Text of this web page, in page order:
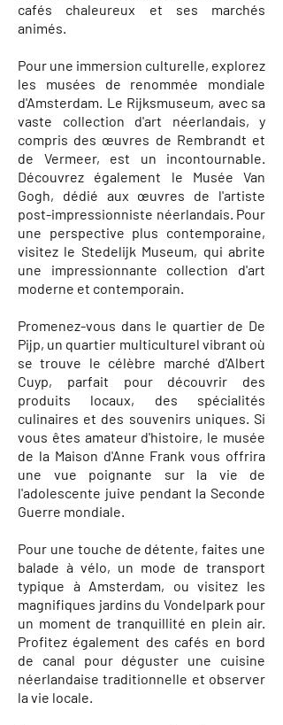
cafés chaleureux et ses marchés
animés.
Pour une immersion culturelle, explorez
les musées de renommée mondiale
d'Amsterdam. Le Rijksmuseum, avec sa
vaste collection d'art néerlandais, y
compris des œuvres de Rembrandt et
de Vermeer, est un incontournable.
Découvrez également le Musée Van
Gogh, dédié aux œuvres de l'artiste
post-impressionniste néerlandais. Pour
une perspective plus contemporaine,
visitez le Stedelijk Museum, qui abrite
une impressionnante collection d'art
moderne et contemporain.
Promenez-vous dans le quartier de De
Pijp, un quartier multiculturel vibrant où
se trouve le célèbre marché d'Albert
Cuyp, parfait pour découvrir des
produits locaux, des spécialités
culinaires et des souvenirs uniques. Si
vous êtes amateur d'histoire, le musée
de la Maison d'Anne Frank vous offrira
une vue poignante sur la vie de
l'adolescente juive pendant la Seconde
Guerre mondiale.
Pour une touche de détente, faites une
balade à vélo, un mode de transport
typique à Amsterdam, ou visitez les
magnifiques jardins du Vondelpark pour
un moment de tranquillité en plein air.
Profitez également des cafés en bord
de canal pour déguster une cuisine
néerlandaise traditionnelle et observer
la vie locale.